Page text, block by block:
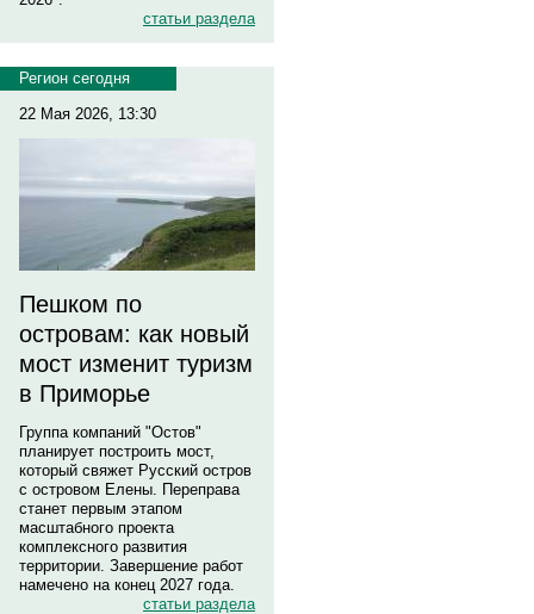
статьи раздела
Регион сегодня
22 Мая 2026, 13:30
Пешком по
островам: как новый
мост изменит туризм
в Приморье
Группа компаний "Остов"
планирует построить мост,
который свяжет Русский остров
с островом Елены. Переправа
станет первым этапом
масштабного проекта
комплексного развития
территории. Завершение работ
намечено на конец 2027 года.
статьи раздела